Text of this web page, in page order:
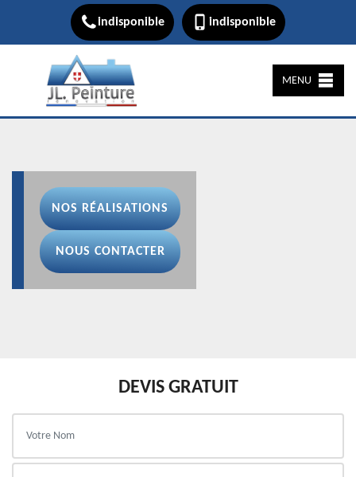
indisponible indisponible
MENU
NOS RÉALISATIONS
NOUS CONTACTER
DEVIS GRATUIT